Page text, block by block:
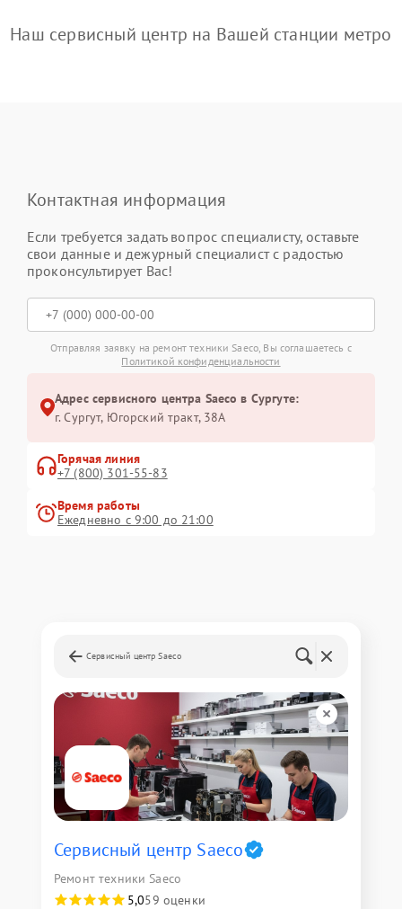
Наш сервисный центр на Вашей станции метро
Контактная информация
Если требуется задать вопрос специалисту, оставьте
свои данные и дежурный специалист с радостью
проконсультирует Вас!
Отправляя заявку на ремонт техники Saeco, Вы соглашаетесь с
Политикой конфиденциальности
Адрес сервисного центра Saeco в Сургуте:
г. Сургут, Югорский тракт, 38А
Горячая линия
+7 (800) 301-55-83
Время работы
Ежедневно с 9:00 до 21:00
Сервисный центр Saeco
Сервисный центр Saeco
Ремонт техники Saeco
5,059 оценки